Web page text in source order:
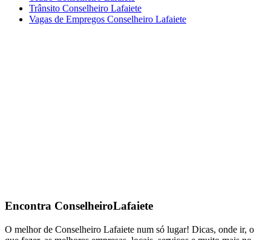
Trânsito Conselheiro Lafaiete
Vagas de Empregos Conselheiro Lafaiete
Encontra ConselheiroLafaiete
O melhor de Conselheiro Lafaiete num só lugar! Dicas, onde ir, o